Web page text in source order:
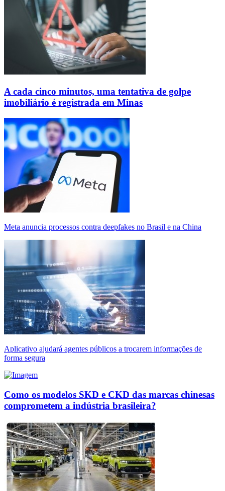
A cada cinco minutos, uma tentativa de golpe
imobiliário é registrada em Minas
Meta anuncia processos contra deepfakes no Brasil e na China
Aplicativo ajudará agentes públicos a trocarem informações de
forma segura
Como os modelos SKD e CKD das marcas chinesas
comprometem a indústria brasileira?